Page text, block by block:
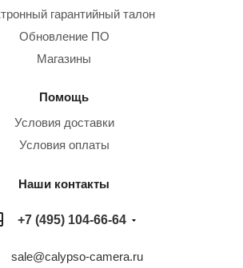
гарантийный талон
Обновление ПО
Магазины
Помощь
Условия доставки
Условия оплаты
Наши контакты
+7 (495) 104-66-64
sale@calypso-camera.ru